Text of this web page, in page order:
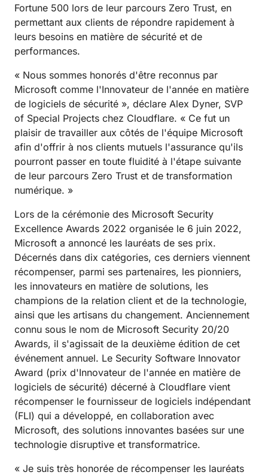
Fortune 500 lors de leur parcours Zero Trust, en
permettant aux clients de répondre rapidement à
leurs besoins en matière de sécurité et de
performances.
« Nous sommes honorés d'être reconnus par
Microsoft comme l'Innovateur de l'année en matière
de logiciels de sécurité », déclare Alex Dyner, SVP
of Special Projects chez Cloudflare. « Ce fut un
plaisir de travailler aux côtés de l'équipe Microsoft
afin d'offrir à nos clients mutuels l'assurance qu'ils
pourront passer en toute fluidité à l'étape suivante
de leur parcours Zero Trust et de transformation
numérique. »
Lors de la cérémonie des Microsoft Security
Excellence Awards 2022 organisée le 6 juin 2022,
Microsoft a annoncé les lauréats de ses prix.
Décernés dans dix catégories, ces derniers viennent
récompenser, parmi ses partenaires, les pionniers,
les innovateurs en matière de solutions, les
champions de la relation client et de la technologie,
ainsi que les artisans du changement. Anciennement
connu sous le nom de Microsoft Security 20/20
Awards, il s'agissait de la deuxième édition de cet
événement annuel. Le Security Software Innovator
Award (prix d'Innovateur de l'année en matière de
logiciels de sécurité) décerné à Cloudflare vient
récompenser le fournisseur de logiciels indépendant
(FLI) qui a développé, en collaboration avec
Microsoft, des solutions innovantes basées sur une
technologie disruptive et transformatrice.
« Je suis très honorée de récompenser les lauréats